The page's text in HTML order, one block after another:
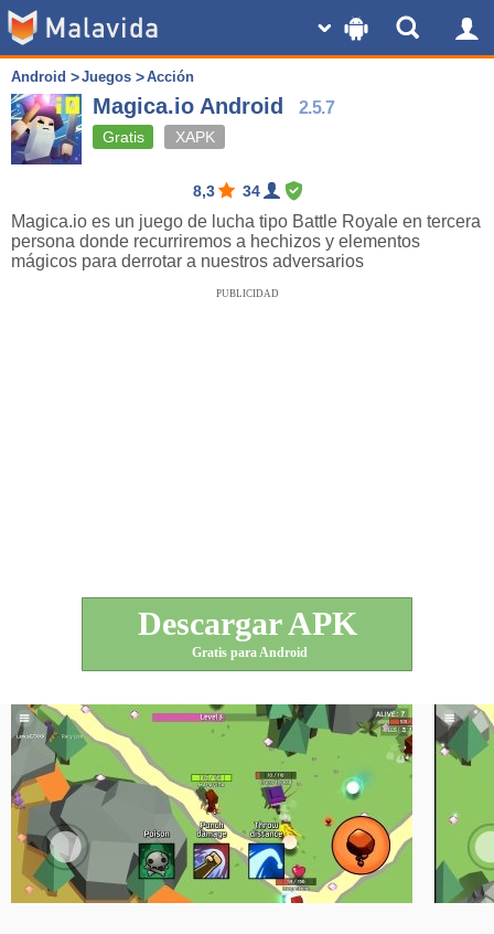
Android Juegos Acción
Magica.io Android 2.5.7
Gratis XAPK
8,3 34
Magica.io es un juego de lucha tipo Battle Royale en tercera
persona donde recurriremos a hechizos y elementos
mágicos para derrotar a nuestros adversarios
PUBLICIDAD
Descargar APK
Gratis para Android